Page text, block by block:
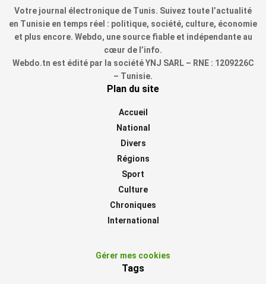
Votre journal électronique de Tunis. Suivez toute l’actualité
en Tunisie en temps réel : politique, société, culture, économie
et plus encore. Webdo, une source fiable et indépendante au
cœur de l’info.
Webdo.tn est édité par la société YNJ SARL – RNE : 1209226C
– Tunisie.
Plan du site
Accueil
National
Divers
Régions
Sport
Culture
Chroniques
International
Gérer mes cookies
Tags